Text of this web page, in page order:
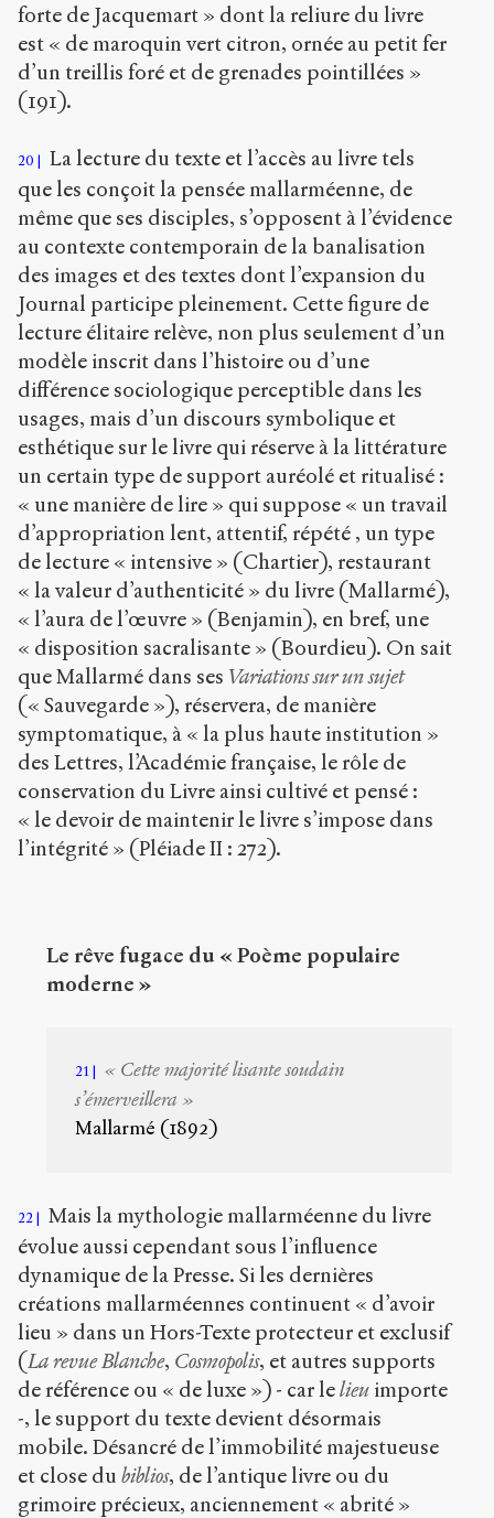
forte de Jacquemart » dont la reliure du livre
est « de maroquin vert citron, ornée au petit fer
d’un treillis foré et de grenades pointillées »
(191).
20
La lecture du texte et l’accès au livre tels
que les conçoit la pensée mallarméenne, de
même que ses disciples, s’opposent à l’évidence
au contexte contemporain de la banalisation
des images et des textes dont l’expansion du
Journal participe pleinement. Cette figure de
lecture élitaire relève, non plus seulement d’un
modèle inscrit dans l’histoire ou d’une
différence sociologique perceptible dans les
usages, mais d’un discours symbolique et
esthétique sur le livre qui réserve à la littérature
un certain type de support auréolé et ritualisé :
« une manière de lire » qui suppose « un travail
d’appropriation lent, attentif, répété , un type
de lecture « intensive » (Chartier), restaurant
« la valeur d’authenticité » du livre (Mallarmé),
« l’aura de l’œuvre » (Benjamin), en bref, une
« disposition sacralisante » (Bourdieu). On sait
que Mallarmé dans ses Variations sur un sujet
(« Sauvegarde »), réservera, de manière
symptomatique, à « la plus haute institution »
des Lettres, l’Académie française, le rôle de
conservation du Livre ainsi cultivé et pensé :
« le devoir de maintenir le livre s’impose dans
l’intégrité » (Pléiade II : 272).
Le rêve fugace du « Poème populaire
moderne »
21
« Cette majorité lisante soudain
s’émerveillera »
Mallarmé (1892)
22
Mais la mythologie mallarméenne du livre
évolue aussi cependant sous l’influence
dynamique de la Presse. Si les dernières
créations mallarméennes continuent « d’avoir
lieu » dans un Hors-Texte protecteur et exclusif
(Larevue Blanche, Cosmopolis, et autres supports
de référence ou « de luxe ») - car lelieu importe
-, le support du texte devient désormais
mobile. Désancré de l’immobilité majestueuse
et close du biblios, de l’antique livre ou du
grimoire précieux, anciennement « abrité »